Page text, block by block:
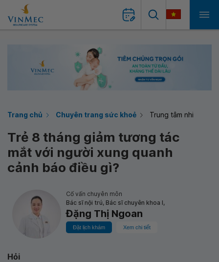
Trang chủ Chuyên trang sức khoẻ Trung tâm nhi
Trẻ 8 tháng giảm tương tác
mắt với người xung quanh
cảnh báo điều gì?
Cố vấn chuyên môn
Bác sĩ nội trú, Bác sĩ chuyên khoa I,
Đặng Thị Ngoan
Đặt lịch khám Xem chi tiết
Hỏi